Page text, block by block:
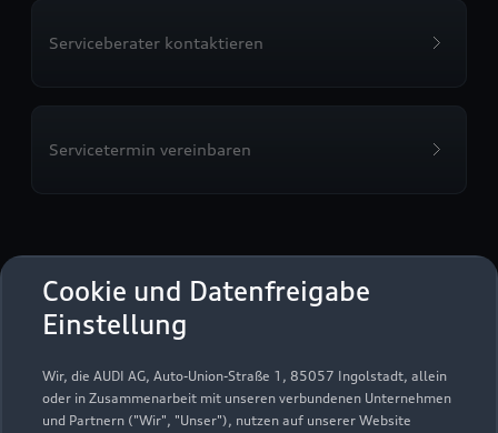
Cookie und Datenfreigabe
Einstellung
Wir, die AUDI AG, Auto-Union-Straße 1, 85057 Ingolstadt, allein
oder in Zusammenarbeit mit unseren verbundenen Unternehmen
und Partnern ("Wir", "Unser"), nutzen auf unserer Website
Serviceberater kontaktieren
Servicetermin vereinbaren
Hahnel Automobile GmbH
Servicepartner e-tron